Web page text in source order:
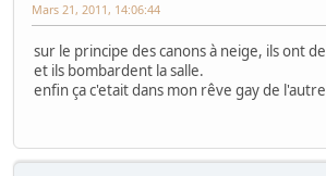
Mars 21, 2011, 14:06:44
sur le principe des canons à neige, ils ont
et ils bombardent la salle.
enfin ça c'etait dans mon rêve gay de